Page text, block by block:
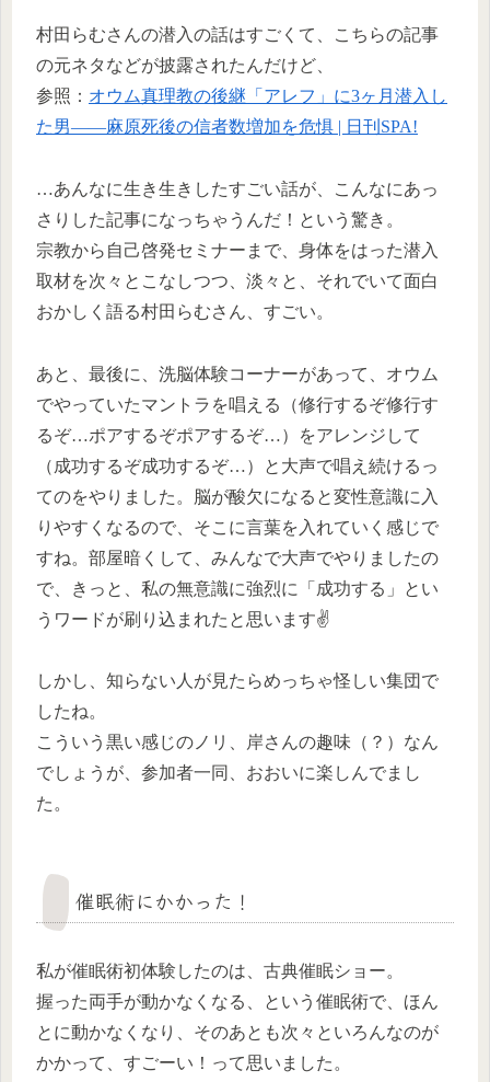
村田らむさんの潜入の話はすごくて、こちらの記事
の元ネタなどが披露されたんだけど、
参照： オウム真理教の後継「アレフ」に3ヶ月潜入し
た男――麻原死後の信者数増加を危惧 | 日刊SPA!
…あんなに生き生きしたすごい話が、こんなにあっ
さりした記事になっちゃうんだ！という驚き。
宗教から自己啓発セミナーまで、身体をはった潜入
取材を次々とこなしつつ、淡々と、それでいて面白
おかしく語る村田らむさん、すごい。
あと、最後に、洗脳体験コーナーがあって、オウム
でやっていたマントラを唱える（修行するぞ修行す
るぞ…ポアするぞポアするぞ…）をアレンジして
（成功するぞ成功するぞ…）と大声で唱え続けるっ
てのをやりました。脳が酸欠になると変性意識に入
りやすくなるので、そこに言葉を入れていく感じで
すね。部屋暗くして、みんなで大声でやりましたの
で、きっと、私の無意識に強烈に「成功する」とい
うワードが刷り込まれたと思います✌️
しかし、知らない人が見たらめっちゃ怪しい集団で
したね。
こういう黒い感じのノリ、岸さんの趣味（？）なん
でしょうが、参加者一同、おおいに楽しんでまし
た。
催眠術にかかった！
私が催眠術初体験したのは、古典催眠ショー。
握った両手が動かなくなる、という催眠術で、ほん
とに動かなくなり、そのあとも次々といろんなのが
かかって、すごーい！って思いました。